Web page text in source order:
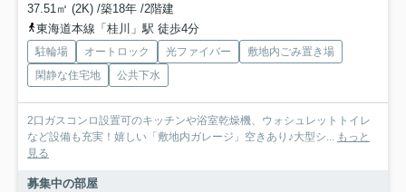
37.51㎡ (2K) /築18年 /2階建
東海道本線「桂川」駅 徒歩4分
駐輪場 オートロック 光ファイバー
敷地内ごみ置き場
閑静な住宅地
公共下水
2口ガスコンロ設置可のキッチンや浴室乾燥機、ウォシュレットトイレ
など設備も充実！嬉しい「敷地内ガレージ」空きあり♪大型シ... もっと
見る
募集中の部屋